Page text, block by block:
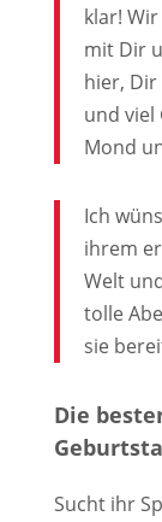
klar!
mit Dir
hier, Dir
und viel
Mond
Ich
ihrem
Welt
tolle
sie
Die
Sucht ihr